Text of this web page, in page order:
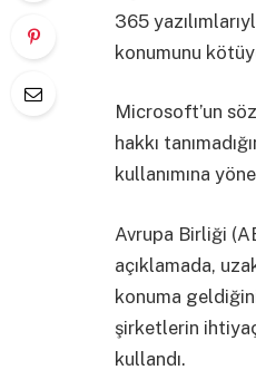
365
konumunu
Microsoft’un
hakkı
kullanımına
Avrupa Birliği
açıklamada,
konuma
şirketlerin
kullandı.